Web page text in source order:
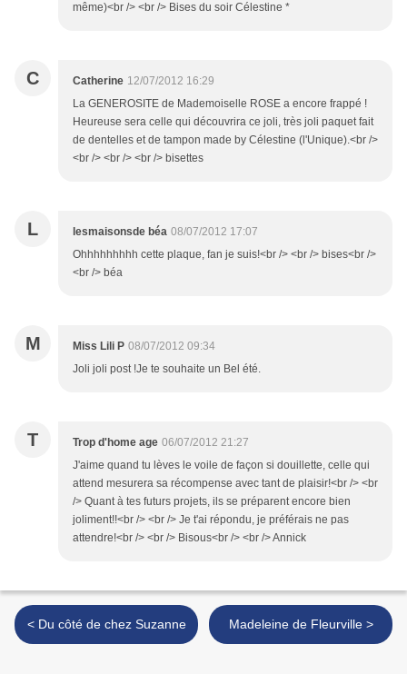
même)<br /> <br /> Bises du soir Célestine *
C Catherine 12/07/2012 16:29
La GENEROSITE de Mademoiselle ROSE a encore frappé !
Heureuse sera celle qui découvrira ce joli, très joli paquet fait
de dentelles et de tampon made by Célestine (l'Unique).<br />
<br /> <br /> <br /> bisettes
L lesmaisonsde béa 08/07/2012 17:07
Ohhhhhhhhh cette plaque, fan je suis!<br /> <br /> bises<br />
<br /> béa
M Miss Lili P 08/07/2012 09:34
Joli joli post !Je te souhaite un Bel été.
T Trop d'home age 06/07/2012 21:27
J'aime quand tu lèves le voile de façon si douillette, celle qui
attend mesurera sa récompense avec tant de plaisir!<br /> <br
/> Quant à tes futurs projets, ils se préparent encore bien
joliment!!<br /> <br /> Je t'ai répondu, je préférais ne pas
attendre!<br /> <br /> Bisous<br /> <br /> Annick
< Du côté de chez Suzanne Madeleine de Fleurville >